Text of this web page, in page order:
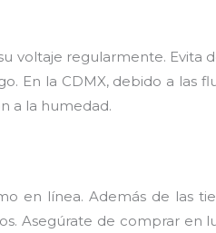
voltaje regularmente. Evita
En la CDMX, debido a las
a la humedad.
en línea. Además de las
Asegúrate de comprar en